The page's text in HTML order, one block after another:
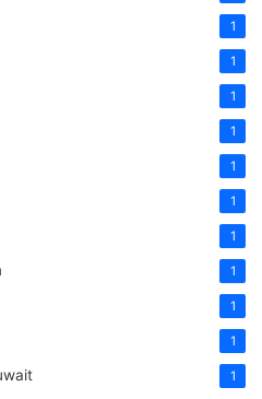
1
1
1
1
1
1
1
1
1
1
1